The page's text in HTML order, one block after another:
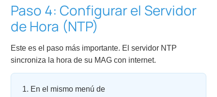
Paso 4: Configurar el Servidor
de Hora (NTP)
Este es el paso más importante. El servidor NTP
sincroniza la hora de su MAG con internet.
En el mismo menú de